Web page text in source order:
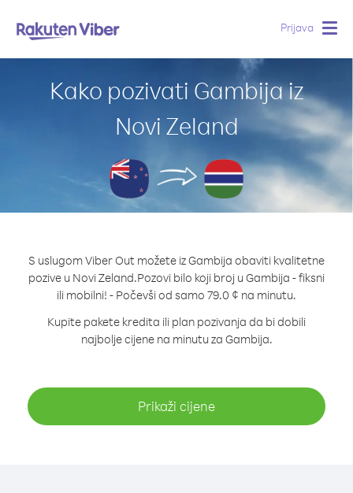
Prijava
Kako pozivati Gambija iz
Novi Zeland
S uslugom Viber Out možete iz Gambija obaviti kvalitetne
pozive u Novi Zeland.Pozovi bilo koji broj u Gambija - fiksni
ili mobilni! - Počevši od samo 79.0 ¢ na minutu.
Kupite pakete kredita ili plan pozivanja da bi dobili
najbolje cijene na minutu za Gambija.
Prikaži cijene